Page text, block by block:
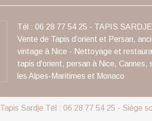
Tél : 06 28 77 54 25 - TAPIS
Vente de Tapis d’orient et Persan,
vintage à Nice - Nettoyage et
tapis d'orient, persan à Nice, Cannes,
les Alpes-Maritimes et Monaco
Tapis Sardje Tél : 06 28 77 54 25 - Siège